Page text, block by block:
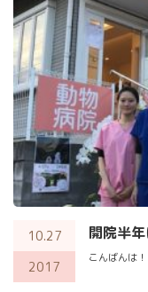
10.27
2017
開院半
こんばんは